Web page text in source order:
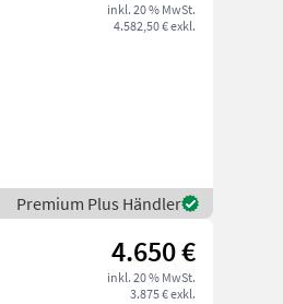
inkl. 20 % MwSt.
4.582,50 € exkl.
Premium Plus Händler
4.650 €
inkl. 20 % MwSt.
3.875 € exkl.